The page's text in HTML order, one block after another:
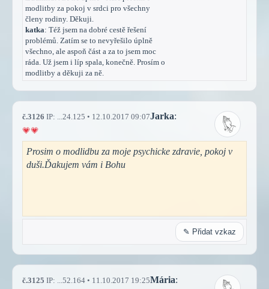
modlitby za pokoj v srdci pro všechny
členy rodiny. Děkuji.
katka: Též jsem na dobré cestě řešení
problémů. Zatím se to nevyřešilo úplně
všechno, ale aspoň část a za to jsem moc
ráda. Už jsem i líp spala, konečně. Prosím o
modlitby a děkuji za ně.
č.3126 IP: ...24.125 • 12.10.2017 09:07Jarka:
Prosim o modlidbu za moje psychicke zdravie, pokoj v
duši.Ďakujem vám i Bohu
✎ Přidat vzkaz
č.3125 IP: ...52.164 • 11.10.2017 19:25Mária: